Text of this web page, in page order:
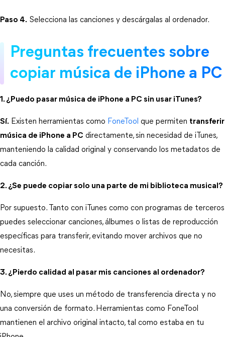
Paso 4. Selecciona las canciones y descárgalas al ordenador.
Preguntas frecuentes sobre
copiar música de iPhone a PC
1. ¿Puedo pasar música de iPhone a PC sin usar iTunes?
Sí. Existen herramientas como FoneTool que permiten transferir
música de iPhone a PC directamente, sin necesidad de iTunes,
manteniendo la calidad original y conservando los metadatos de
cada canción.
2. ¿Se puede copiar solo una parte de mi biblioteca musical?
Por supuesto. Tanto con iTunes como con programas de terceros
puedes seleccionar canciones, álbumes o listas de reproducción
específicas para transferir, evitando mover archivos que no
necesitas.
3. ¿Pierdo calidad al pasar mis canciones al ordenador?
No, siempre que uses un método de transferencia directa y no
una conversión de formato. Herramientas como FoneTool
mantienen el archivo original intacto, tal como estaba en tu